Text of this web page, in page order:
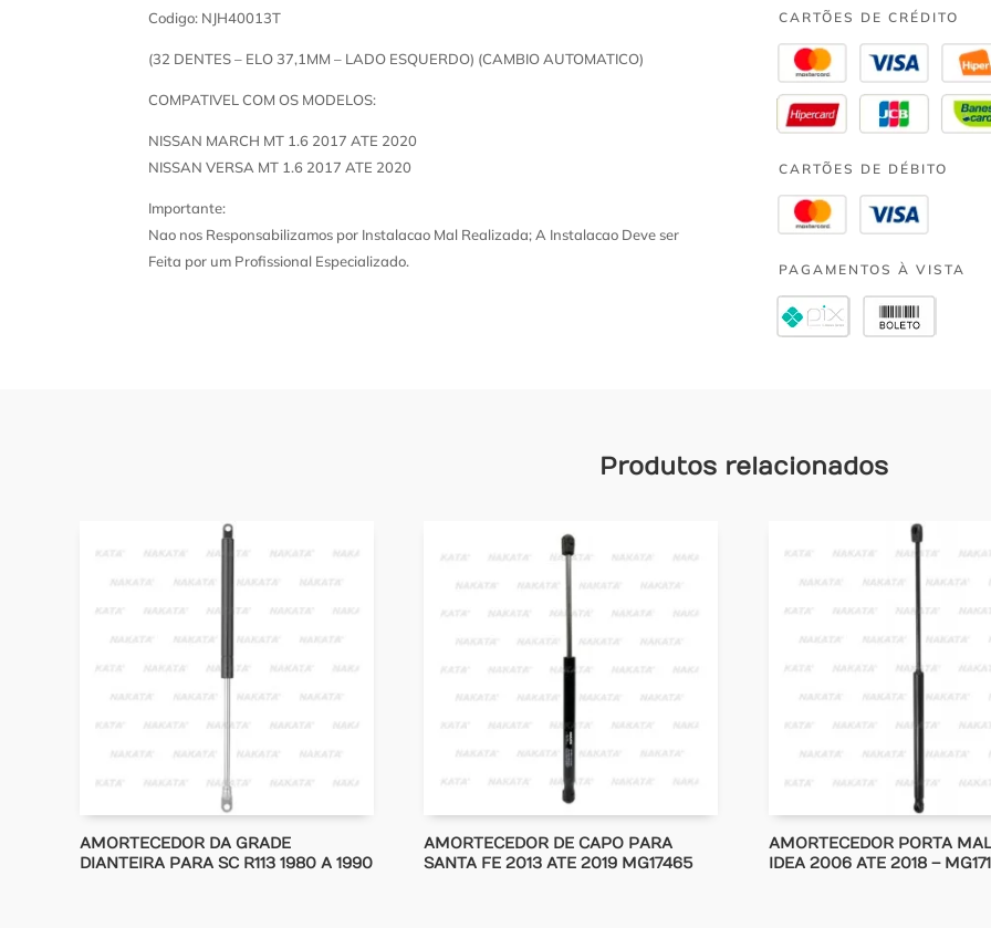
Codigo: NJH40013T
(32 DENTES – ELO 37,1MM – LADO ESQUERDO) (CAMBIO AUTOMATICO)
COMPATIVEL COM OS MODELOS:
NISSAN MARCH MT 1.6 2017 ATE 2020
NISSAN VERSA MT 1.6 2017 ATE 2020
Importante:
Nao nos Responsabilizamos por Instalacao Mal Realizada; A Instalacao Deve ser
Feita por um Profissional Especializado.
CARTÕES DE CRÉDITO
CARTÕES DE DÉBITO
PAGAMENTOS À VISTA
Produtos relacionados
AMORTECEDOR DA GRADE
DIANTEIRA PARA SC R113 1980 A 1990
AMORTECEDOR DE CAPO PARA
SANTA FE 2013 ATE 2019 MG17465
AMORTECEDOR PORTA
IDEA 2006 ATE 2018 –